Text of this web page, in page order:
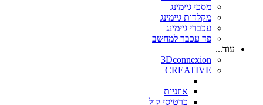
מסכי גיימינג
מקלדות גיימינג
עכברי גיימינג
פד עכבר למחשב
עוד...
3Dconnexion
CREATIVE
אוזניות
כרטיסי קול